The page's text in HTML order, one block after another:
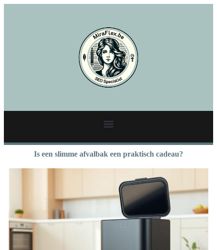
Is een slimme afvalbak een praktisch cadeau?